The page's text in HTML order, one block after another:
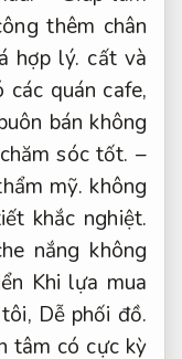
thêm chân
hợp lý. cất và
quán cafe,
bán không
sóc tốt. –
mỹ. không
khắc nghiệt.
nắng không
Khi lựa mua
Dễ phối đồ.
tâm có cực kỳ